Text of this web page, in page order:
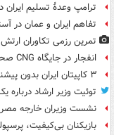
ترامپ وعدۀ تسلیم
تفاهم ایران و عمان در
تمرین رزمی تکاوران ارتش
انفجار در جایگاه CNG صحنه یک کشته و سه مصدوم برجا گذاشت
۳ کاپیتان ایران بدون پیشنهاد بزرگ
توئیت وزیر ارشاد درباره
نشست وزیران خارجه
بازیکنان بی‌کیفیت،